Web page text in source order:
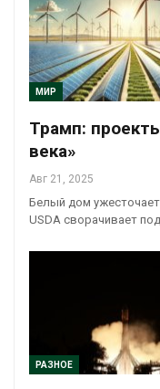
МИР
Трамп:
века»
Авг 21, 2025
Белый дом ужесточает
USDA сворачивает
РАЗНОЕ